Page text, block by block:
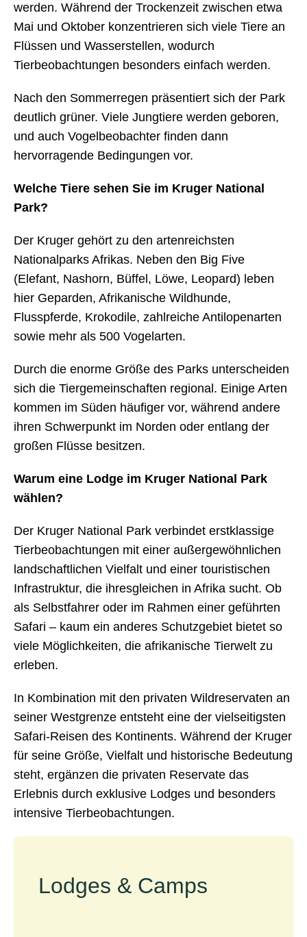
werden. Während der Trockenzeit zwischen etwa
Mai und Oktober konzentrieren sich viele Tiere an
Flüssen und Wasserstellen, wodurch
Tierbeobachtungen besonders einfach werden.
Nach den Sommerregen präsentiert sich der Park
deutlich grüner. Viele Jungtiere werden geboren,
und auch Vogelbeobachter finden dann
hervorragende Bedingungen vor.
Welche Tiere sehen Sie im Kruger National
Park?
Der Kruger gehört zu den artenreichsten
Nationalparks Afrikas. Neben den Big Five
(Elefant, Nashorn, Büffel, Löwe, Leopard) leben
hier Geparden, Afrikanische Wildhunde,
Flusspferde, Krokodile, zahlreiche Antilopenarten
sowie mehr als 500 Vogelarten.
Durch die enorme Größe des Parks unterscheiden
sich die Tiergemeinschaften regional. Einige Arten
kommen im Süden häufiger vor, während andere
ihren Schwerpunkt im Norden oder entlang der
großen Flüsse besitzen.
Warum eine Lodge im Kruger National Park
wählen?
Der Kruger National Park verbindet erstklassige
Tierbeobachtungen mit einer außergewöhnlichen
landschaftlichen Vielfalt und einer touristischen
Infrastruktur, die ihresgleichen in Afrika sucht. Ob
als Selbstfahrer oder im Rahmen einer geführten
Safari – kaum ein anderes Schutzgebiet bietet so
viele Möglichkeiten, die afrikanische Tierwelt zu
erleben.
In Kombination mit den privaten Wildreservaten an
seiner Westgrenze entsteht eine der vielseitigsten
Safari-Reisen des Kontinents. Während der Kruger
für seine Größe, Vielfalt und historische Bedeutung
steht, ergänzen die privaten Reservate das
Erlebnis durch exklusive Lodges und besonders
intensive Tierbeobachtungen.
Lodges & Camps